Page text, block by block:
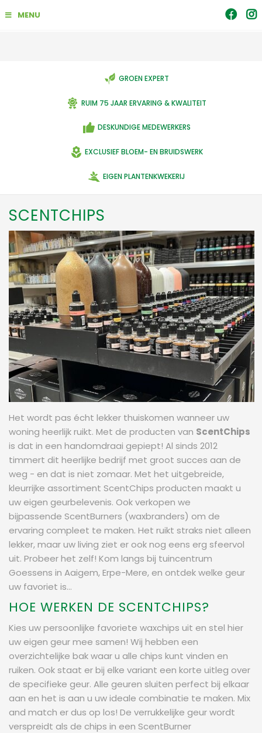
GROEN EXPERT
RUIM 75 JAAR ERVARING & KWALITEIT
DESKUNDIGE MEDEWERKERS
EXCLUSIEF BLOEM- EN BRUIDSWERK
EIGEN PLANTENKWEKERIJ
MENU
SCENTCHIPS
Het wordt pas écht lekker thuiskomen wanneer uw
woning heerlijk ruikt. Met de producten van ScentChips
is dat in een handomdraai gepiept! Al sinds 2012
timmert dit heerlijke bedrijf met groot succes aan de
weg - en dat is niet zomaar. Met het uitgebreide,
kleurrijke assortiment ScentChips producten maakt u
uw eigen geurbelevenis. Ook verkopen we
bijpassende ScentBurners (waxbranders) om de
ervaring compleet te maken. Het ruikt straks niet alleen
lekker, maar uw living ziet er ook nog eens erg sfeervol
uit. Probeer het zelf! Kom langs bij tuincentrum
Goessens in Aaigem, Erpe-Mere, en ontdek welke geur
uw favoriet is...
HOE WERKEN DE SCENTCHIPS?
Kies uw persoonlijke favoriete waxchips uit en stel hier
uw eigen geur mee samen! Wij hebben een
overzichtelijke bak waar u alle chips kunt vinden en
ruiken. Ook staat er bij elke variant een korte uitleg over
de specifieke geur. Alle geuren sluiten perfect bij elkaar
aan en het is aan u uw ideale combinatie te maken. Mix
and match er dus op los! De verrukkelijke geur wordt
verspreidt als de chips in een ScentBurner